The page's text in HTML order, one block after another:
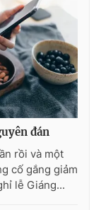
đán
rồi và một
cố gắng giảm
lễ Giáng...